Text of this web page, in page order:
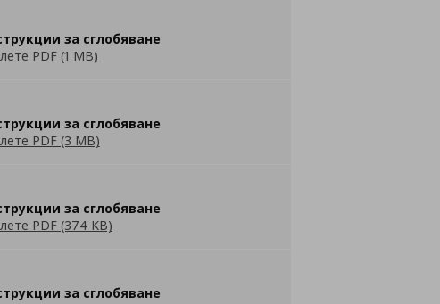
за сглобяване
PDF (1 MB)
за сглобяване
PDF (3 MB)
за сглобяване
PDF (374 KB)
за сглобяване